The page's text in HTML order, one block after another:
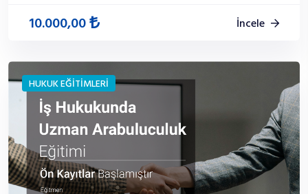
10.000,00 İncele
HUKUK EĞİTİMLERİ